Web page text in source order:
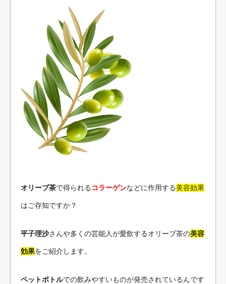
オリーブ茶で得られる コラーゲンなどに作用する美容効果
はご存知ですか？
平子理沙さんや多くの芸能人が愛飲するオリーブ茶の美容
効果をご紹介します。
ペットボトルでの飲みやすいものが発売されているんです